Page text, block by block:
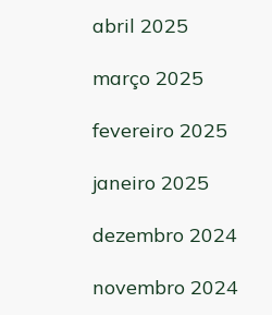
abril 2025
março 2025
fevereiro 2025
janeiro 2025
dezembro 2024
novembro 2024